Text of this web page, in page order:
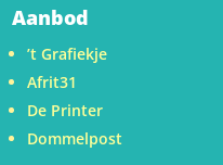
Aanbod
’t Grafiekje
Afrit31
De Printer
Dommelpost